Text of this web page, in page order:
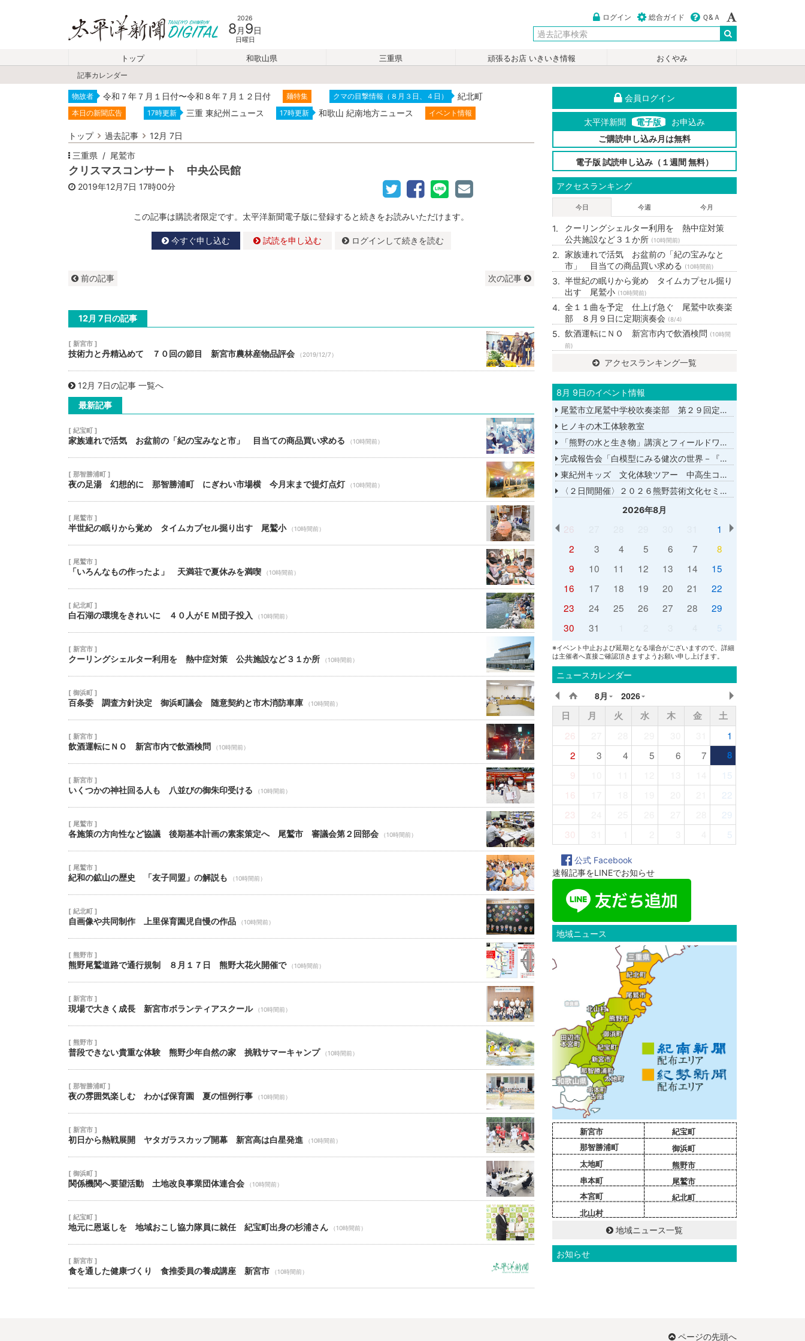
2026
8 月 9日
日曜日
ログイン 総合ガイド Ｑ&Ａ
トップ 和歌山県 三重県 頑張るお店 いきいき情報
おくやみ
記事カレンダー
物故者 令和７年７月１日付〜令和８年７月１２日付 麺特集 クマの目撃情報（８月３日、４日） 紀北町
本日の新聞広告 17時更新 三重 東紀州ニュース 17時更新 和歌山 紀南地方ニュース イベント情報
トップ 過去記事
12月 7日
三重県
尾鷲市
クリスマスコンサート 中央公民館
2019年12月7日 17時00分
この記事は購読者限定です。太平洋新聞電子版に登録すると続きをお読みいただけます。
今すぐ申し込む 試読を申し込む ログインして続きを読む
前の記事 次の記事
12月 7日の記事
[ 新宮市 ]
技術力と丹精込めて ７０回の節目 新宮市農林産物品評会 （2019/12/7）
12月 7日の記事 一覧へ
最新記事
[ 紀宝町 ]
家族連れで活気 お盆前の「紀の宝みなと市」 目当ての商品買い求める （10時間前）
[ 那智勝浦町 ]
夜の足湯 幻想的に 那智勝浦町 にぎわい市場横 今月末まで提灯点灯 （10時間前）
[ 尾鷲市 ]
半世紀の眠りから覚め タイムカプセル掘り出す 尾鷲小 （10時間前）
[ 尾鷲市 ]
「いろんなもの作ったよ」 天満荘で夏休みを満喫 （10時間前）
[ 紀北町 ]
白石湖の環境をきれいに ４０人がＥＭ団子投入 （10時間前）
[ 新宮市 ]
クーリングシェルター利用を 熱中症対策 公共施設など３１か所 （10時間前）
[ 御浜町 ]
百条委 調査方針決定 御浜町議会 随意契約と市木消防車庫 （10時間前）
[ 新宮市 ]
飲酒運転にＮＯ 新宮市内で飲酒検問 （10時間前）
[ 新宮市 ]
いくつかの神社回る人も 八並びの御朱印受ける （10時間前）
[ 尾鷲市 ]
各施策の方向性など協議 後期基本計画の素案策定へ 尾鷲市 審議会第２回部会 （10時間前）
[ 尾鷲市 ]
紀和の鉱山の歴史 「友子同盟」の解説も （10時間前）
[ 紀北町 ]
自画像や共同制作 上里保育園児自慢の作品 （10時間前）
[ 熊野市 ]
熊野尾鷲道路で通行規制 ８月１７日 熊野大花火開催で （10時間前）
[ 新宮市 ]
現場で大きく成長 新宮市ボランティアスクール （10時間前）
[ 熊野市 ]
普段できない貴重な体験 熊野少年自然の家 挑戦サマーキャンプ （10時間前）
[ 那智勝浦町 ]
夜の雰囲気楽しむ わかば保育園 夏の恒例行事 （10時間前）
[ 新宮市 ]
初日から熱戦展開 ヤタガラスカップ開幕 新宮高は白星発進 （10時間前）
[ 御浜町 ]
関係機関へ要望活動 土地改良事業団体連合会 （10時間前）
[ 紀宝町 ]
地元に恩返しを 地域おこし協力隊員に就任 紀宝町出身の杉浦さん （10時間前）
[ 新宮市 ]
食を通した健康づくり 食推委員の養成講座 新宮市 （10時間前）
会員ログイン
太平洋新聞 電子版
お申込み
ご購読申し込み月は無料
電子版 試読申し込み（１週間 無料）
アクセスランキング
今日 今週 今月
クーリングシェルター利用を 熱中症対策
公共施設など３１か所 (10時間前)
家族連れで活気 お盆前の「紀の宝みなと
市」 目当ての商品買い求める
(10時間前)
半世紀の眠りから覚め タイムカプセル掘り
出す 尾鷲小 (10時間前)
全１１曲を予定 仕上げ急ぐ 尾鷲中吹奏楽
部 ８月９日に定期演奏会 (8/4)
飲酒運転にＮＯ 新宮市内で飲酒検問 (10時間
前)
アクセスランキング一覧
8月 9日のイベント情報
尾鷲市立尾鷲中学校吹奏楽部 第２９回定期演奏会
ヒノキの木工体験教室
「熊野の水と生き物」講演とフィールドワーク
完成報告会「白模型にみる健次の世界－『千年の愉楽』『奇蹟』より－」
東紀州キッズ 文化体験ツアー 中高生コース
〈２日間開催〉２０２６熊野芸術文化セミナー
2026年8月
26
1
2
3 4 5 6 7
8
9
10 11 12 13 14
15
16
17 18 19 20 21
22
23
24 25 26 27 28
29
30
31 5
※イベント中止および延期となる場合がございますので、詳細
は主催者へ直接ご確認頂きますようお願い申し上げます。
ニュースカレンダー
8月 2026
日 月 火 水 木 金
土
26
1
2
3 4 5 6 7
8
9
15
16
22
23
29
30
5
公式 Facebook
速報記事をLINEでお知らせ
地域ニュース
新宮市
那智勝浦町
太地町
串本町
本宮町
北山村
紀宝町
御浜町
熊野市
尾鷲市
紀北町
地域ニュース一覧
お知らせ
ページの先頭へ